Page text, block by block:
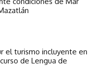
el turismo incluyente en
de Lengua de